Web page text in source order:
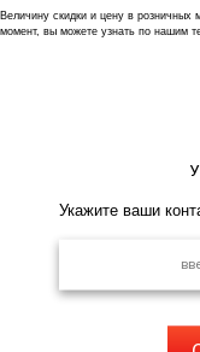
Величину скидки и цену в
момент, вы можете узнать по нашим
Укажите ваши